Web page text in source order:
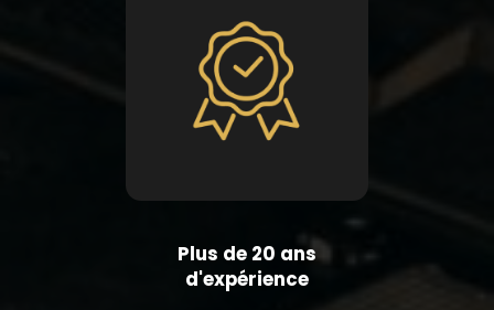
Plus de 20 ans
d'expérience